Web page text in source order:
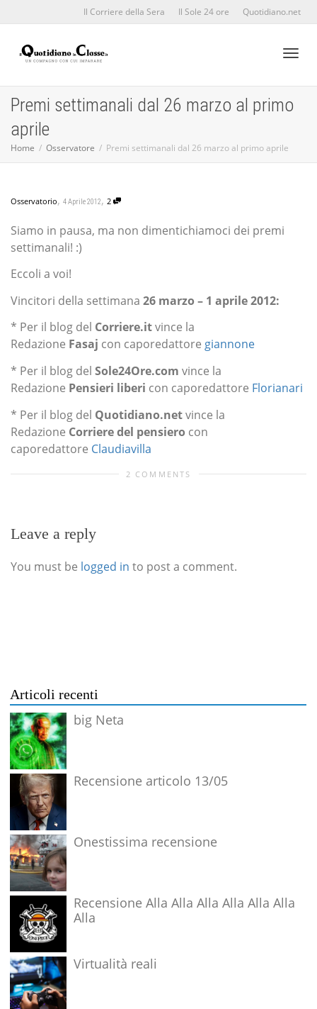
Il Corriere della Sera Il Sole 24 ore Quotidiano.net
Premi settimanali dal 26 marzo al primo
aprile
Home Osservatore Premi settimanali dal 26 marzo al primo aprile
Osservatorio, 4 Aprile 2012, 2
Siamo in pausa, ma non dimentichiamoci dei premi
settimanali! :)
Eccoli a voi!
Vincitori della settimana 26 marzo – 1 aprile 2012:
* Per il blog del Corriere.itvince la
Redazione Fasaj con caporedattore giannone
* Per il blog del Sole24Ore.com vince la
Redazione Pensieri liberi con caporedattore Florianari
* Per il blog del Quotidiano.netvince la
Redazione Corriere del pensiero con
caporedattore Claudiavilla
2 COMMENTS
Leave a reply
You must be logged in to post a comment.
Articoli recenti
big Neta
Recensione articolo 13/05
Onestissima recensione
Recensione Alla Alla Alla Alla Alla Alla
Alla
Virtualità reali